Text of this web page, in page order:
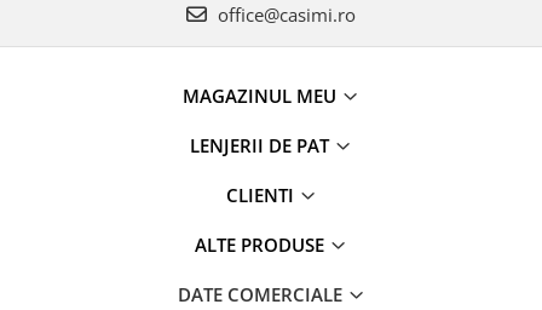
office@casimi.ro
MAGAZINUL MEU
LENJERII DE PAT
CLIENTI
ALTE PRODUSE
DATE COMERCIALE